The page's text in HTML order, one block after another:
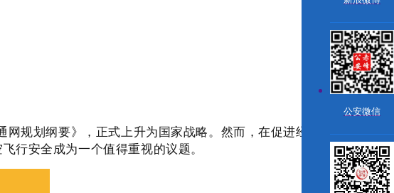
公安微信
规划纲要》，正式上升为国家战略。然而，在促进经济发展的同
行安全成为一个值得重视的议题。